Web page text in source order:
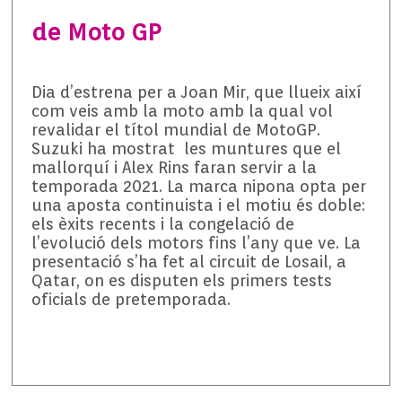
de Moto GP
Dia d’estrena per a Joan Mir, que llueix així
com veis amb la moto amb la qual vol
revalidar el títol mundial de MotoGP.
Suzuki ha mostrat les muntures que el
mallorquí i Alex Rins faran servir a la
temporada 2021. La marca nipona opta per
una aposta continuista i el motiu és doble:
els èxits recents i la congelació de
l’evolució dels motors fins l’any que ve. La
presentació s’ha fet al circuit de Losail, a
Qatar, on es disputen els primers tests
oficials de pretemporada.